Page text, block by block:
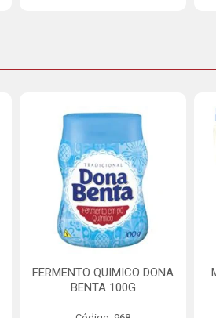
FERMENTO QUIMICO DONA
BENTA 100G